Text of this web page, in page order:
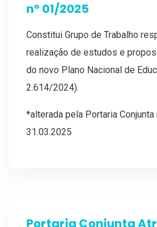
nº 01/2025
Constitui Grupo de Trabalho
realização de estudos e
do novo Plano Nacional de
2.614/2024).
*alterada pela Portaria Conjunta
31.03.2025
Portaria Conjunta